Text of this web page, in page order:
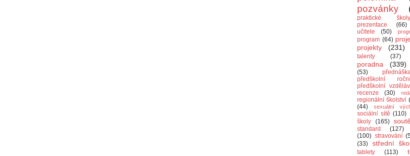
pozvánky
praktické školy
prezentace
(66)
učitele
(50)
program (64)
projekty
(231)
talenty
(37)
poradna
(339)
(53)
předškolní
předškolní
recenze
(30)
regionální školství
(44)
sexuální
sociální sítě (110)
školy
(165)
standard (127)
(100) stravování
(33)
střední
tablety (113)